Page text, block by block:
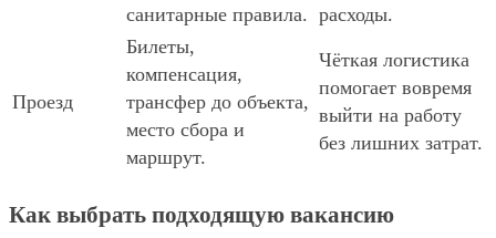
санитарные правила. расходы.
Проезд
Билеты,
компенсация,
трансфер до объекта,
место сбора и
маршрут.
Чёткая логистика
помогает вовремя
выйти на работу
без лишних затрат.
Как выбрать подходящую вакансию